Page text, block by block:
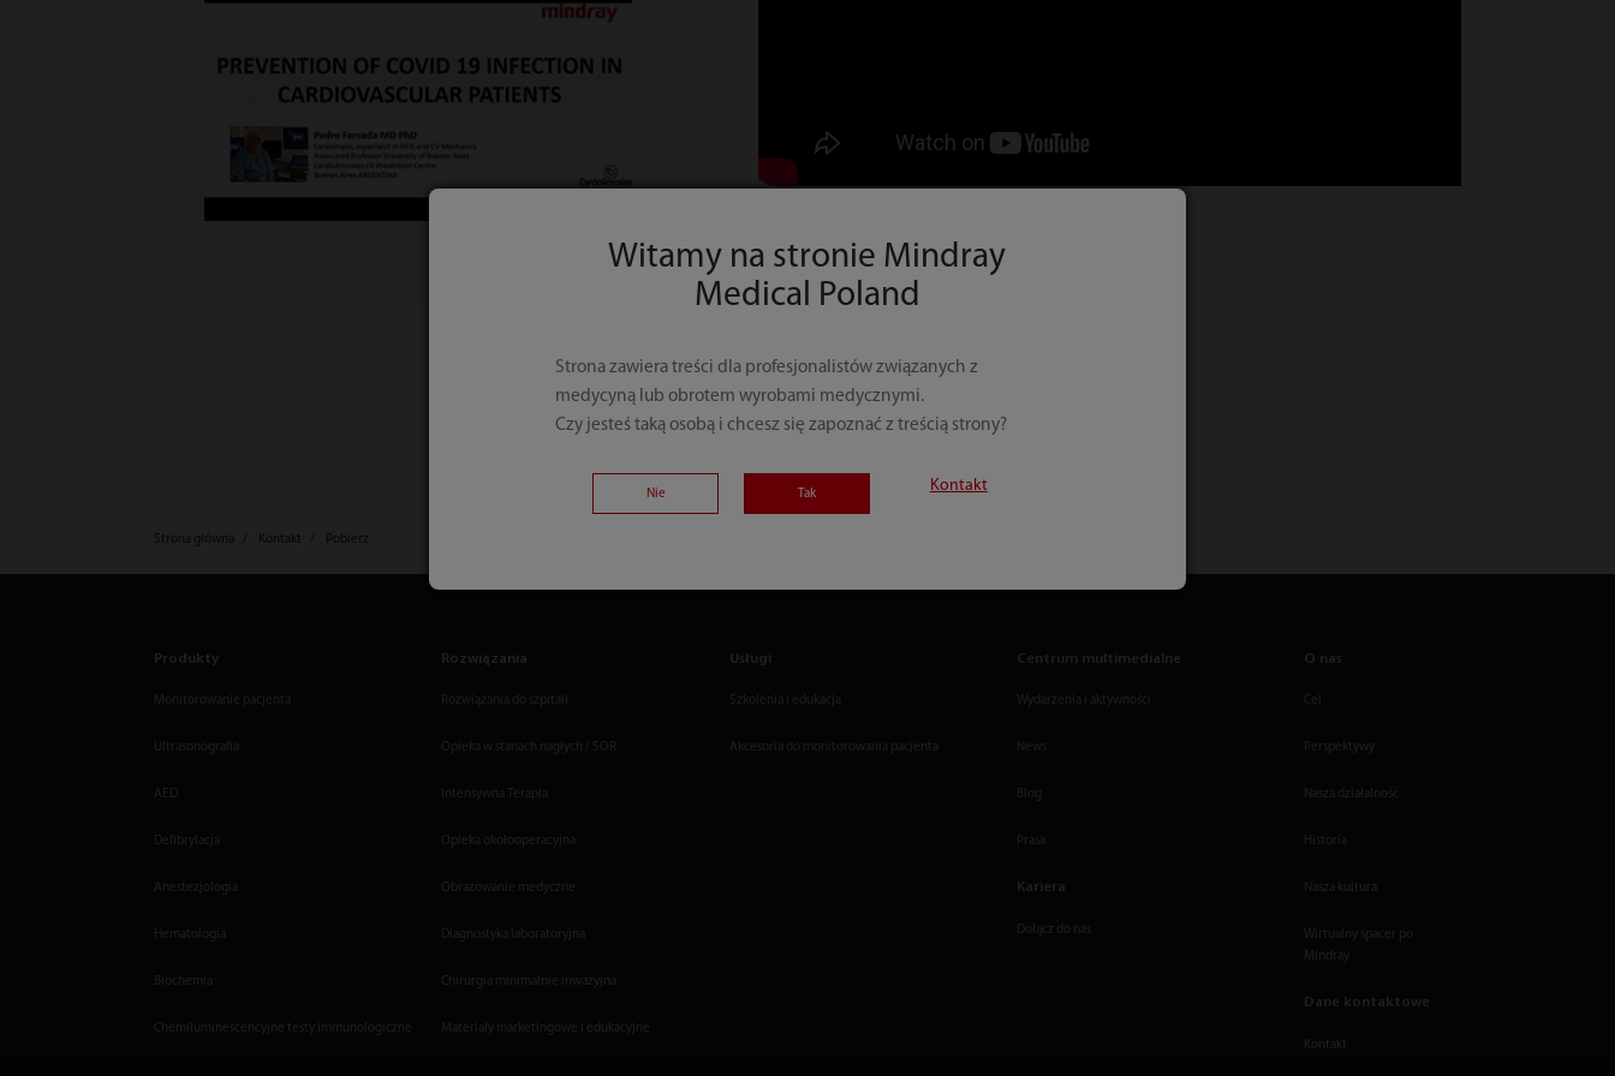
Strona główna Kontakt Pobierz
Produkty
Monitorowanie pacjenta
Ultrasonografia
AED
Defibrylacja
Anestezjologia
Hematologia
Biochemia
Chemiluminescencyjne testy immunologiczne
Rozwiązania
Rozwiązania do szpitali
Opieka w stanach nagłych / SOR
Intensywna Terapia
Opieka okołooperacyjna
Obrazowanie medyczne
Diagnostyka laboratoryjna
Chirurgia minimalnie inwazyjna
Materiały marketingowe i edukacyjne
Usługi
Szkolenia i edukacja
Akcesoria do monitorowania pacjenta
Centrum multimedialne
Wydarzenia i aktywności
News
Blog
Prasa
Kariera
Dołącz do nas
O nas
Cel
Perspektywy
Nasza działalność
Historia
Nasza kultura
Wirtualny spacer po
Mindray
Dane kontaktowe
Kontakt
Witamy na stronie Mindray
Medical Poland
Strona zawiera treści dla profesjonalistów związanych z
medycyną lub obrotem wyrobami medycznymi.
Czy jesteś taką osobą i chcesz się zapoznać z treścią strony?
Nie Tak Kontakt